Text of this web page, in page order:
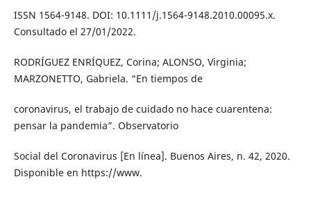
ISSN 1564-9148. DOI: 10.1111/j.1564-9148.2010.00095.x.
Consultado el 27/01/2022.
RODRÍGUEZ ENRÍQUEZ, Corina; ALONSO, Virginia;
MARZONETTO, Gabriela. “En tiempos de
coronavirus, el trabajo de cuidado no hace cuarentena:
pensar la pandemia”. Observatorio
Social del Coronavirus [En línea]. Buenos Aires, n. 42, 2020.
Disponible en https://www.